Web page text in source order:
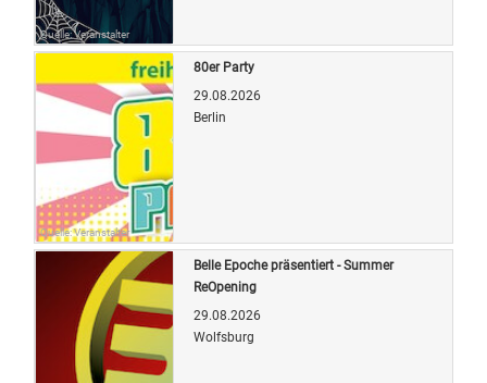
Quelle: Veranstalter
Quelle: Veranstalter
80er Party
29.08.2026
Berlin
Belle Epoche präsentiert - Summer
ReOpening
29.08.2026
Wolfsburg